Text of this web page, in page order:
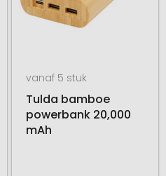
vanaf 5 stuk
Tulda bamboe
powerbank 20,000
mAh